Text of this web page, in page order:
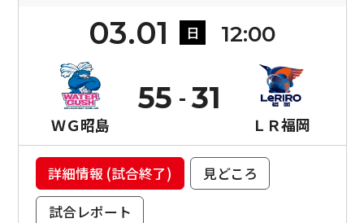
03.01 日 12:00
ＷＧ昭島
55
ＬＲ福岡
31
詳細情報 (試合終了)
見どころ
試合レポート